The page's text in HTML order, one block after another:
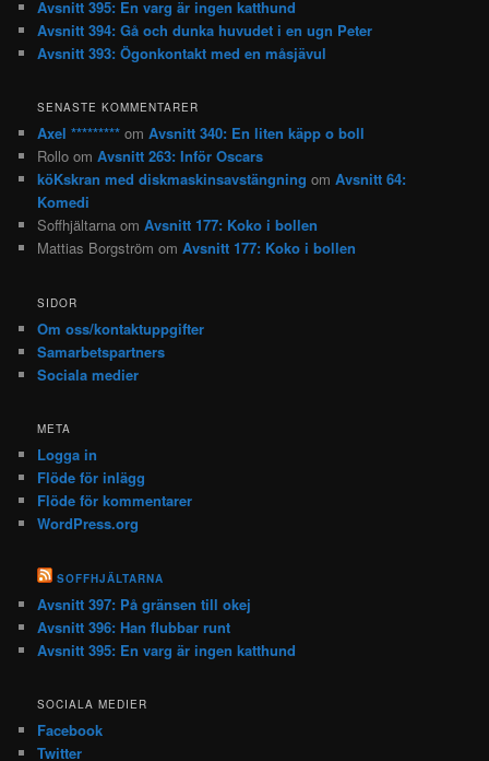
Avsnitt 395: En varg är ingen katthund
Avsnitt 394: Gå och dunka huvudet i en ugn Peter
Avsnitt 393: Ögonkontakt med en måsjävul
SENASTE KOMMENTARER
Axel ********* omAvsnitt 340: En liten käpp o boll
Rollo omAvsnitt 263: Inför Oscars
köKskran med diskmaskinsavstängning omAvsnitt 64:
Komedi
Soffhjältarna omAvsnitt 177: Koko i bollen
Mattias Borgström omAvsnitt 177: Koko i bollen
SIDOR
Om oss/kontaktuppgifter
Samarbetspartners
Sociala medier
META
Logga in
Flöde för inlägg
Flöde för kommentarer
WordPress.org
SOFFHJÄLTARNA
Avsnitt 397: På gränsen till okej
Avsnitt 396: Han flubbar runt
Avsnitt 395: En varg är ingen katthund
SOCIALA MEDIER
Facebook
Twitter